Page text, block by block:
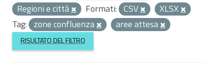
Regioni e città
Formati: CSV
XLSX
Tag: zone confluenza aree attesa
RISULTATO DEL FILTRO